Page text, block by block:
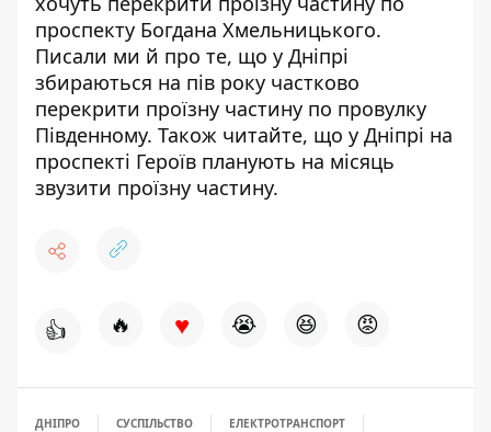
проспекту Богдана Хмельницького.
Писали ми й про те, що у Дніпрі
збираються на пів року частково
перекрити проїзну частину по провулку
Південному. Також читайте, що у Дніпрі на
проспекті Героїв планують на місяць
звузити проїзну частину.
👍 🔥 ♥ 😭 😆 😡
ДНІПРО СУСПІЛЬСТВО ЕЛЕКТРОТРАНСПОРТ